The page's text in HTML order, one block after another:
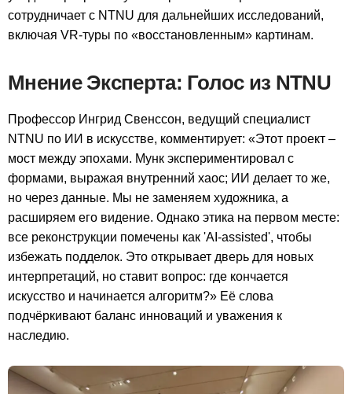
сотрудничает с NTNU для дальнейших исследований,
включая VR-туры по «восстановленным» картинам.
Мнение Эксперта: Голос из NTNU
Профессор Ингрид Свенссон, ведущий специалист
NTNU по ИИ в искусстве, комментирует: «Этот проект –
мост между эпохами. Мунк экспериментировал с
формами, выражая внутренний хаос; ИИ делает то же,
но через данные. Мы не заменяем художника, а
расширяем его видение. Однако этика на первом месте:
все реконструкции помечены как 'AI-assisted', чтобы
избежать подделок. Это открывает дверь для новых
интерпретаций, но ставит вопрос: где кончается
искусство и начинается алгоритм?» Её слова
подчёркивают баланс инноваций и уважения к
наследию.